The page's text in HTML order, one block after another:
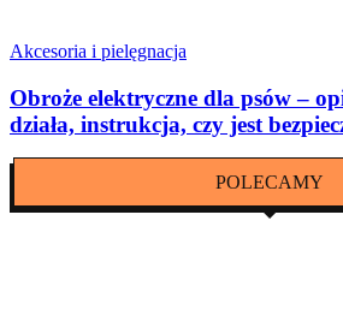
Akcesoria i pielęgnacja
Obroże elektryczne dla psów –
działa, instrukcja, czy jest
POLECAMY